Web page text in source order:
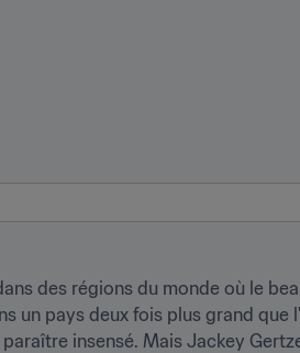
des régions du monde où le
un pays deux fois plus grand
insensé. Mais Jackey